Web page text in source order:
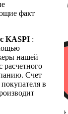
факт
KASPI :
нашей
Счет
в